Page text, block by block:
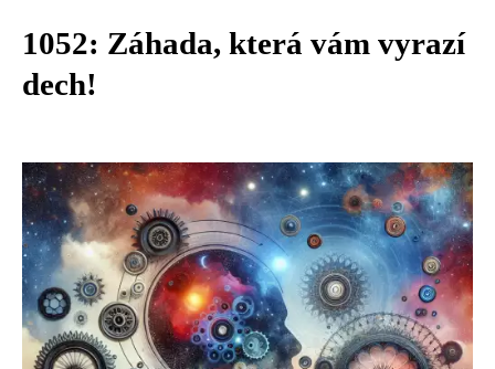
1052: Záhada, která vám vyrazí
dech!